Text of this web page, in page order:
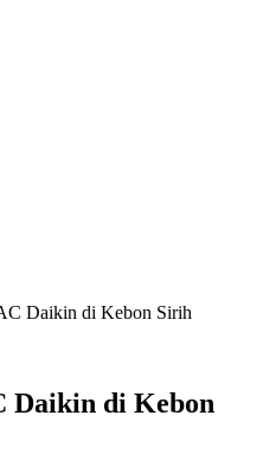
Daikin di Kebon Sirih
Daikin di Kebon